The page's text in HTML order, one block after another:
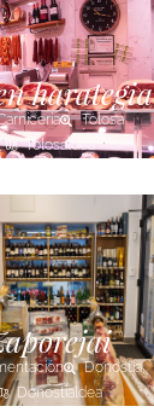
harategia
Tolosa
Tolosaldea
Donostia
Donostialdea